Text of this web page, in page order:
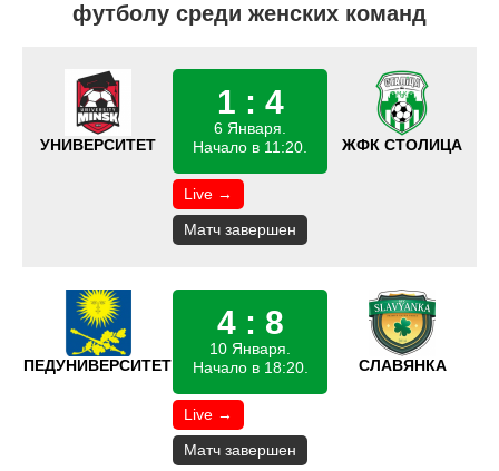
футболу среди женских команд
УНИВЕРСИТЕТ
1 : 4
6 Января.
Начало в 11:20.
Live →
Матч завершен
ЖФК СТОЛИЦА
ПЕДУНИВЕРСИТЕТ
4 : 8
10 Января.
Начало в 18:20.
Live →
Матч завершен
СЛАВЯНКА